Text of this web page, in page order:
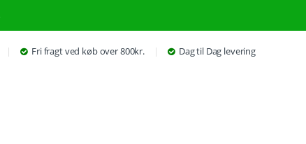
Fri fragt ved køb over 800kr. Dag til Dag levering